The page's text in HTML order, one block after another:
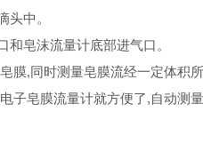
。
皂沫流量计底部进气口。
,同时测量皂膜流经一定体积所须
皂膜流量计就方便了,自动测量计